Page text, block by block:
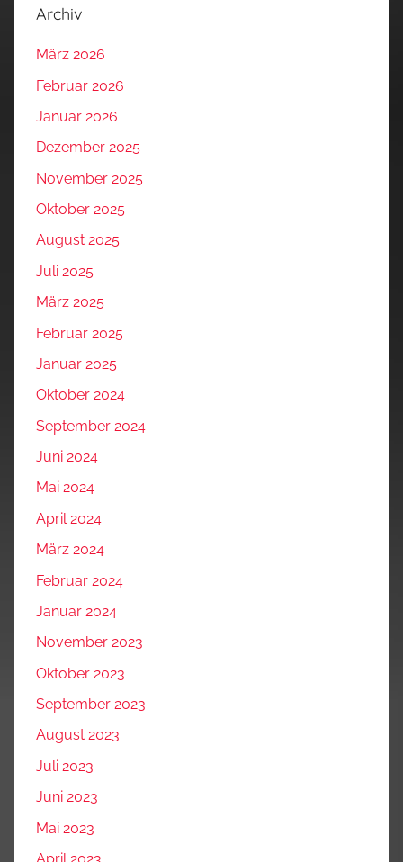
Archiv
März 2026
Februar 2026
Januar 2026
Dezember 2025
November 2025
Oktober 2025
August 2025
Juli 2025
März 2025
Februar 2025
Januar 2025
Oktober 2024
September 2024
Juni 2024
Mai 2024
April 2024
März 2024
Februar 2024
Januar 2024
November 2023
Oktober 2023
September 2023
August 2023
Juli 2023
Juni 2023
Mai 2023